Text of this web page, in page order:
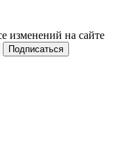
изменений на сайте
Подписаться